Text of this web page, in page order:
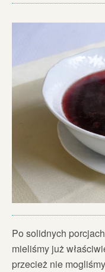
Po solidnych
mieliśmy już
przecież nie